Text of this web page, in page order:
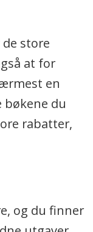
store
at for
en
bøkene du
rabatter,
og du finner